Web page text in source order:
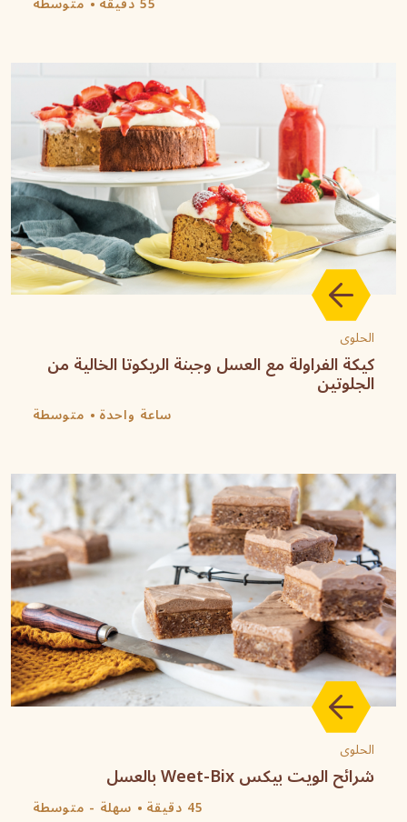
الحلوى
كيكة الفراولة مع العسل وجبنة الريكوتا الخالية من
الجلوتين
متوسطة ساعة واحدة
الحلوى
شرائح الويت بيكس Weet-Bix بالعسل
سهلة - متوسطة 45 دقيقة